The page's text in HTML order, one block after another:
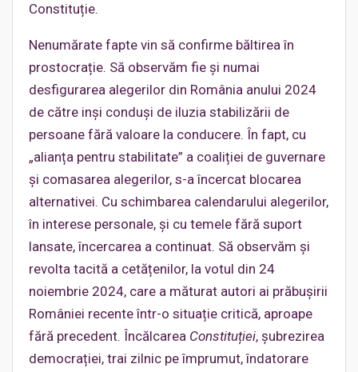
Constituție.
Nenumărate fapte vin să confirme băltirea în
prostocrație. Să observăm fie și numai
desfigurarea alegerilor din România anului 2024
de către inși conduși de iluzia stabilizării de
persoane fără valoare la conducere. În fapt, cu
„alianța pentru stabilitate” a coaliției de guvernare
și comasarea alegerilor, s-a încercat blocarea
alternativei. Cu schimbarea calendarului alegerilor,
în interese personale, și cu temele fără suport
lansate, încercarea a continuat. Să observăm și
revolta tacită a cetățenilor, la votul din 24
noiembrie 2024, care a măturat autori ai prăbușirii
României recente într-o situație critică, aproape
fără precedent. Încălcarea Constituției, șubrezirea
democrației, trai zilnic pe împrumut, îndatorare